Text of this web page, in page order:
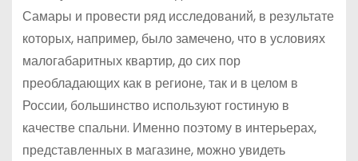
Самары и провести ряд исследований, в результате
которых, например, было замечено, что в условиях
малогабаритных квартир, до сих пор
преобладающих как в регионе, так и в целом в
России, большинство используют гостиную в
качестве спальни. Именно поэтому в интерьерах,
представленных в магазине, можно увидеть